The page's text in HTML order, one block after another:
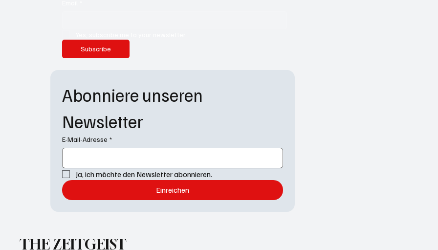
Subscribe
Abonniere unseren
Newsletter
E-Mail-Adresse *
Ja, ich möchte den Newsletter abonnieren.
Einreichen
THE ZEITGEIST